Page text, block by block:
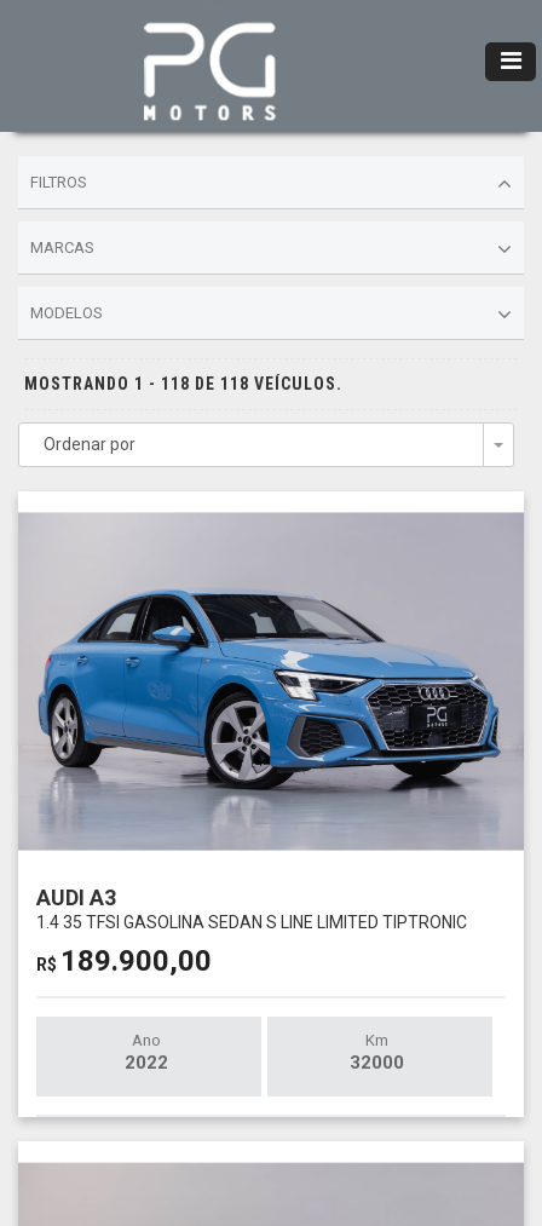
FILTROS
MARCAS
MODELOS
MOSTRANDO 1 - 118 DE 118 VEÍCULOS.
Ordenar por
AUDI A3
1.4 35 TFSI GASOLINA SEDAN S LINE LIMITED TIPTRONIC
R$ 189.900,00
Ano
2022
Km
32000